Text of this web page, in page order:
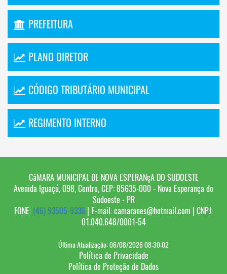
PREFEITURA
PLANO DIRETOR
CÓDIGO TRIBUTÁRIO MUNICIPAL
REGIMENTO INTERNO
CâMARA MUNICIPAL DE NOVA ESPERANçA DO SUDOESTE
Avenida Iguaçú, 098, Centro, CEP: 85635-000 - Nova Esperança do
Sudoeste - PR
FONE: (46) 93505-9336 | E-mail: camaranes@hotmail.com | CNPJ:
01.040.648/0001-54
Última Atualização: 06/08/2026 08:30:02
Política de Privacidade
Política de Proteção de Dados